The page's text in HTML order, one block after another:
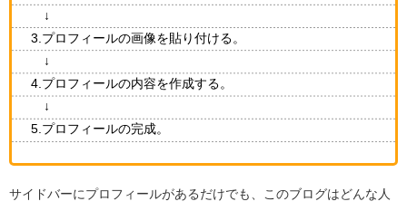
↓
3.プロフィールの画像を貼り付ける。
↓
4.プロフィールの内容を作成する。
↓
5.プロフィールの完成。
サイドバーにプロフィールがあるだけでも、このブログはどんな人